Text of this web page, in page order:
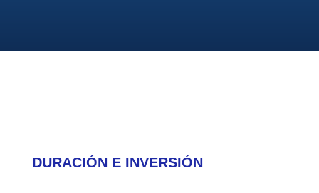
DURACIÓN E INVERSIÓN